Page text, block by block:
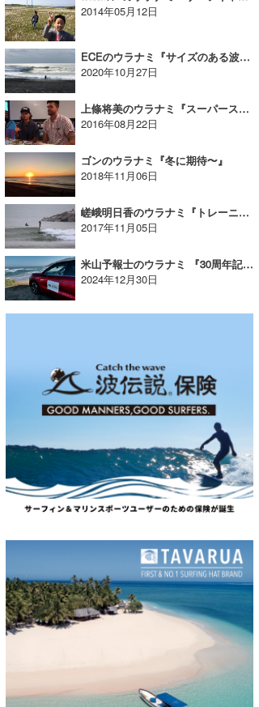
2014年05月12日
ECEのウラナミ『サイズのある波は楽しい！』
2020年10月27日
上條将美のウラナミ『スーパースター現役後』
2016年08月22日
ゴンのウラナミ『冬に期待〜』
2018年11月06日
嵯峨明日香のウラナミ『トレーニング』
2017年11月05日
米山予報士のウラナミ 『30周年記念挨拶巡りで乗った波』
2024年12月30日
wanda
予報士 hiro.
banpaku
Mr.K
chappy
Romisea